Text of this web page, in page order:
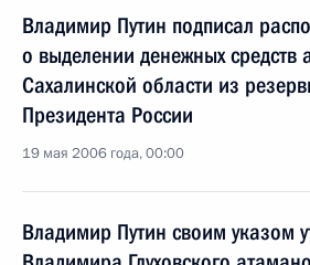
Владимир Путин подписал
о выделении денежных средств
Сахалинской области из
Президента России
19 мая 2006 года, 00:00
Владимир Путин своим указом